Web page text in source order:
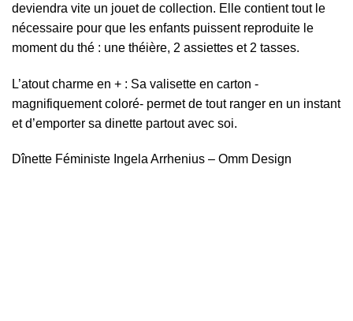
deviendra vite un jouet de collection. Elle contient tout le
nécessaire pour que les enfants puissent reproduite le
moment du thé : une théière, 2 assiettes et 2 tasses.
L’atout charme en + : Sa valisette en carton -
magnifiquement coloré- permet de tout ranger en un instant
et d’emporter sa dinette partout avec soi.
Dînette Féministe Ingela Arrhenius – Omm Design